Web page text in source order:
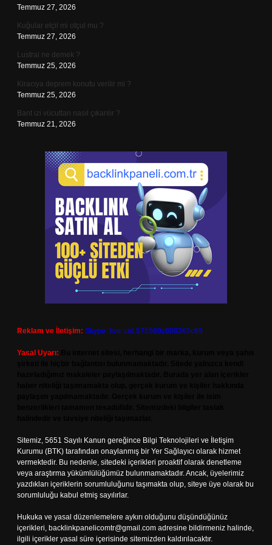
Temmuz 27, 2026
Kuğular etçil mi otçul mu ?
Temmuz 27, 2026
Lustral ne demek ?
Temmuz 25, 2026
Kiracıya deprem konutu verilir mi ?
Temmuz 25, 2026
Bant izi vücuttan nasıl çıkarılır ?
Temmuz 21, 2026
Reklam ve İletişim: Skype: live:.cid.575569c608265c69
Yasal Uyarı:
Sitemiz, 5651 Sayılı Kanun gereğince Bilgi Teknolojileri ve İletişim
Kurumu (BTK) tarafından onaylanmış bir Yer Sağlayıcı olarak hizmet
vermektedir. Bu nedenle, sitedeki içerikleri proaktif olarak denetleme
veya araştırma yükümlülüğümüz bulunmamaktadır. Ancak, üyelerimiz
yazdıkları içeriklerin sorumluluğunu taşımakta olup, siteye üye olarak bu
sorumluluğu kabul etmiş sayılırlar.
Hukuka ve yasal düzenlemelere aykırı olduğunu düşündüğünüz
içerikleri, backlinkpanelicomtr@gmail.com adresine bildirmeniz halinde,
ilgili içerikler yasal süre içerisinde sitemizden kaldırılacaktır.